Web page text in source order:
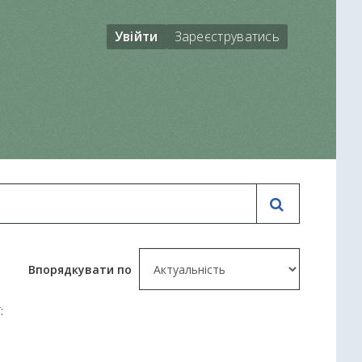
Увійти Зареєструватись
Впорядкувати по